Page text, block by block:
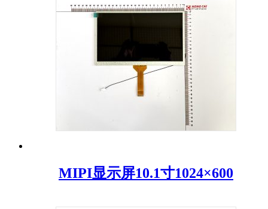
MIPI显示屏10.1寸1024×600